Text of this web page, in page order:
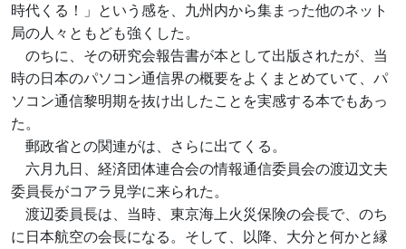
時代くる！」という感を、九州内から集まった他のネット
局の人々ともども強くした。
のちに、その研究会報告書が本として出版されたが、当
時の日本のパソコン通信界の概要をよくまとめていて、パ
ソコン通信黎明期を抜け出したことを実感する本でもあっ
た。
郵政省との関連がは、さらに出てくる。
六月九日、経済団体連合会の情報通信委員会の渡辺文夫
委員長がコアラ見学に来られた。
渡辺委員長は、当時、東京海上火災保険の会長で、のち
に日本航空の会長になる。そして、以降、大分と何かと縁